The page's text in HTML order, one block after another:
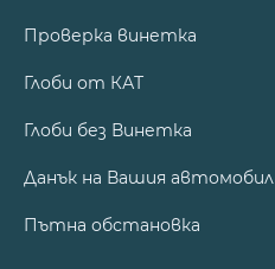
Проверка винетка
Глоби от КАТ
Глоби без Винетка
Данък на Вашия автомобил
Пътна обстановка